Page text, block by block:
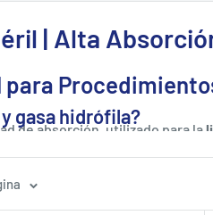
| Alta
de absorción, utilizado para la
distintos tipos de atención. Las
gasa hidrófila?
sobre heridas.